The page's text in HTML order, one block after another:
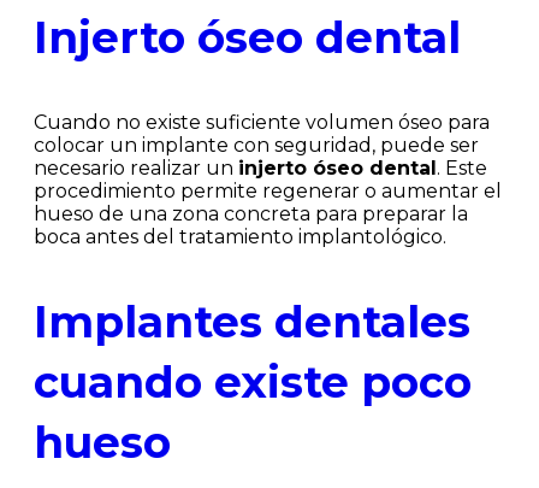
Injerto óseo dental
Cuando no existe suficiente volumen óseo para
colocar un implante con seguridad, puede ser
necesario realizar un injerto óseo dental. Este
procedimiento permite regenerar o aumentar el
hueso de una zona concreta para preparar la
boca antes del tratamiento implantológico.
Implantes dentales
cuando existe poco
hueso